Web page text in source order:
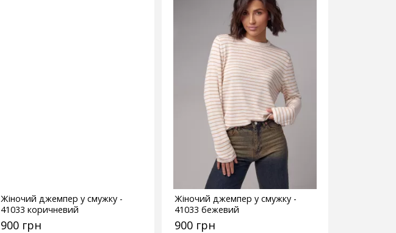
Жіночий джемпер у смужку -
41033 коричневий
900 грн
Жіночий джемпер у смужку -
41033 бежевий
900 грн